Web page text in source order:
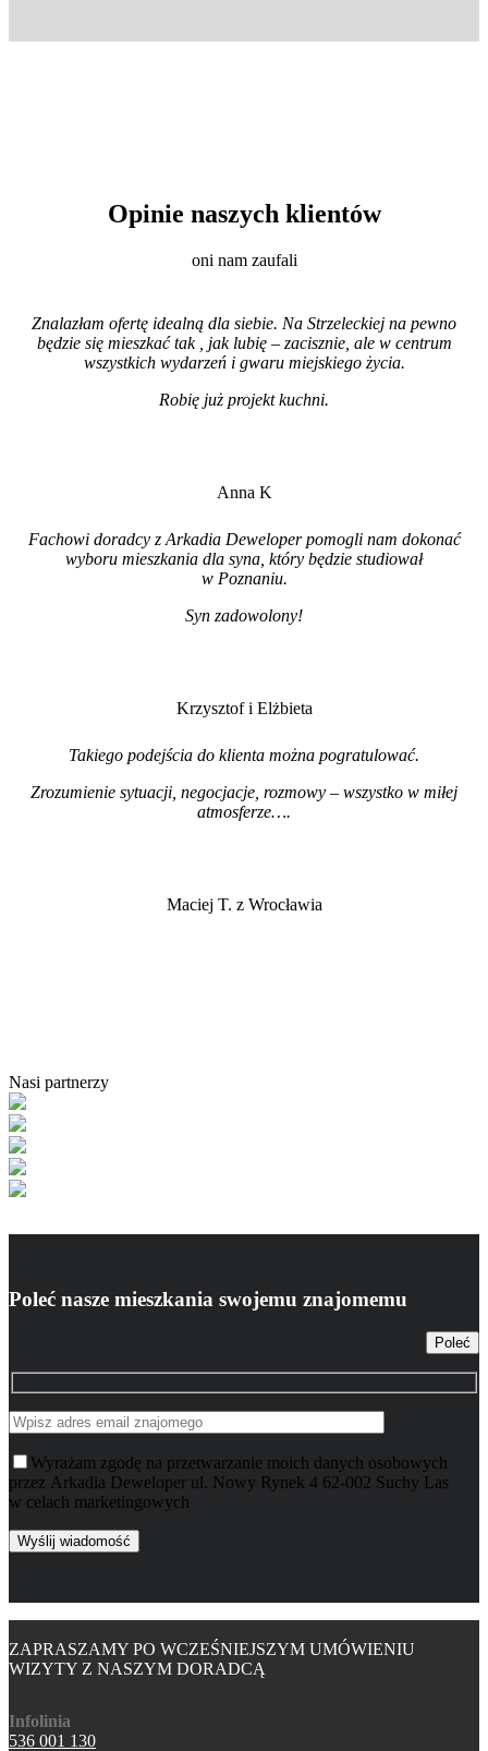
Opinie naszych klientów
oni nam zaufali
Znalazłam ofertę idealną dla siebie. Na Strzeleckiej na pewno
będzie się mieszkać tak , jak lubię – zacisznie, ale w centrum
wszystkich wydarzeń i gwaru miejskiego życia.
Robię już projekt kuchni.
Anna K
Fachowi doradcy z Arkadia Deweloper pomogli nam dokonać
wyboru mieszkania dla syna, który będzie studiował
w Poznaniu.
Syn zadowolony!
Krzysztof i Elżbieta
Takiego podejścia do klienta można pogratulować.
Zrozumienie sytuacji, negocjacje, rozmowy – wszystko w miłej
atmosferze….
Maciej T. z Wrocławia
Nasi partnerzy
Poleć nasze mieszkania swojemu znajomemu
Poleć
Wyrażam zgodę na przetwarzanie moich danych osobowych
przez Arkadia Deweloper ul. Nowy Rynek 4 62-002 Suchy Las
w celach marketingowych
ZAPRASZAMY PO WCZEŚNIEJSZYM UMÓWIENIU
WIZYTY Z NASZYM DORADCĄ
Infolinia
536 001 130